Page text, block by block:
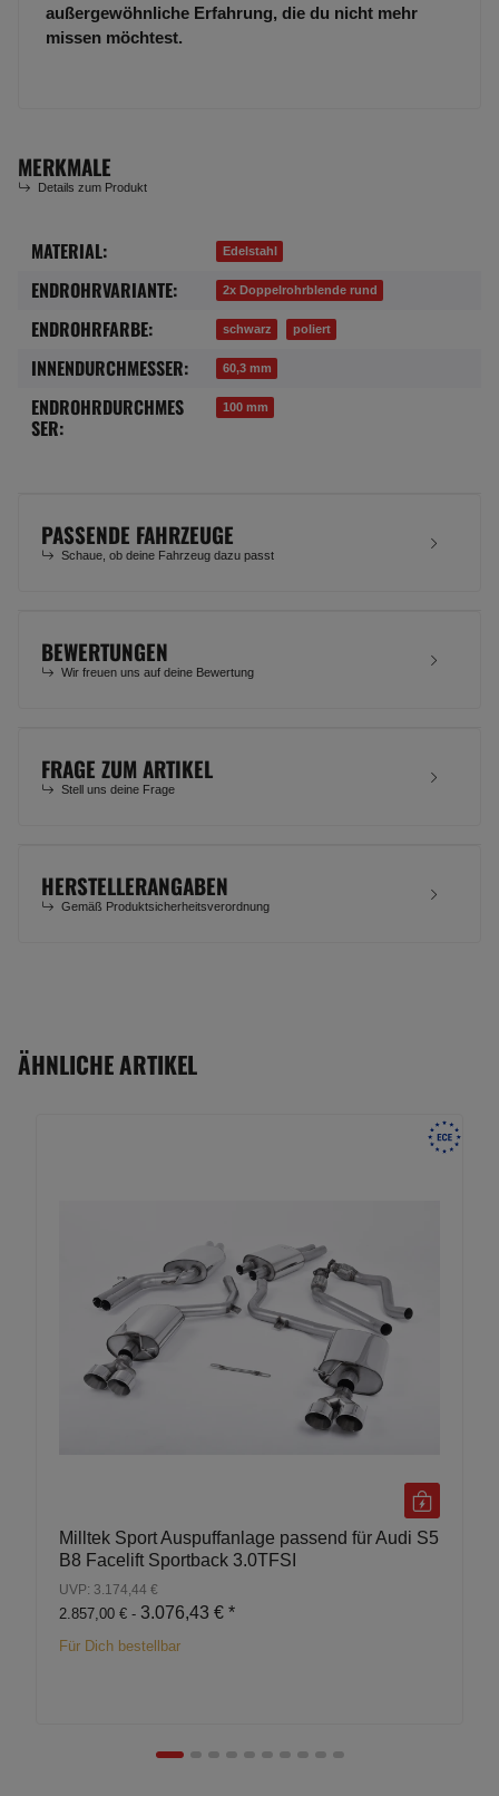
außergewöhnliche Erfahrung, die du nicht mehr
missen möchtest.
MERKMALE
Details zum Produkt
Produkteigenschaft
Wert
MATERIAL: Edelstahl
ENDROHRVARIANTE: 2x Doppelrohrblende rund
ENDROHRFARBE: schwarz poliert
INNENDURCHMESSER: 60,3 mm
ENDROHRDURCHMES
SER:
100 mm
PASSENDE FAHRZEUGE
Schaue, ob deine Fahrzeug dazu passt
BEWERTUNGEN
Wir freuen uns auf deine Bewertung
FRAGE ZUM ARTIKEL
Stell uns deine Frage
HERSTELLERANGABEN
Gemäß Produktsicherheitsverordnung
ÄHNLICHE ARTIKEL
Milltek Sport Auspuffanlage passend für Audi S5
B8 Facelift Sportback 3.0TFSI
UVP: 3.174,44 €
2.857,00 € - 3.076,43 € *
Für Dich bestellbar